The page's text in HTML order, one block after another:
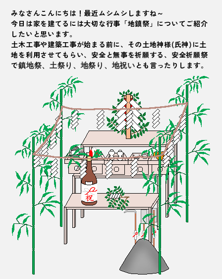
みなさんこんにちは！最近ムシムシしますね～
今日は家を建てるには大切な行事「地鎮祭」についてご紹介
したいと思います。
土木工事や建築工事が始まる前に、その土地神様(氏神)に土
地を利用させてもらい、安全と無事を祈願する、 安全祈願祭
で鎮地祭、 土祭り 、地祭り 、地祝い とも言ったりします。